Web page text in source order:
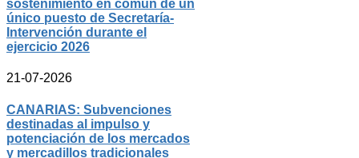
sostenimiento en común de un
único puesto de Secretaría-
Intervención durante el
ejercicio 2026
21-07-2026
CANARIAS: Subvenciones
destinadas al impulso y
potenciación de los mercados
y mercadillos tradicionales